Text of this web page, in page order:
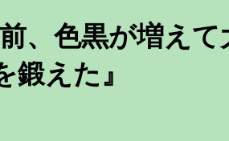
、色黒が増え
えた』